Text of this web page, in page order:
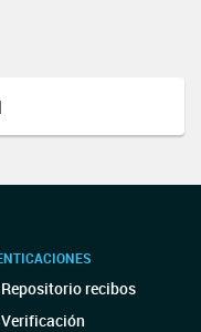
Repositorio recibos
Verificación